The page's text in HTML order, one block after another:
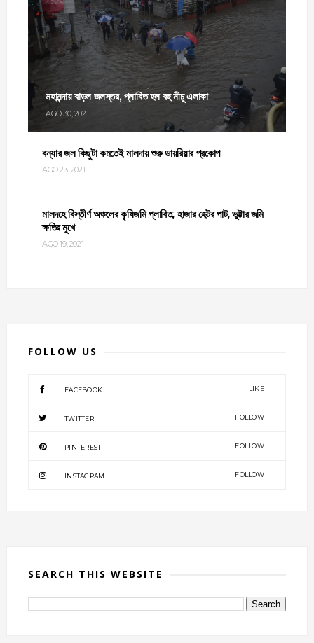
মহানন্দায় বাড়ল জলস্তর, প্লাবিত হল বহু নীচু এলাকা
AGO 30, 2021
বন্যার জল কিছুটা কমতেই মালদায় শুরু ডায়রিয়ার প্রকোপ
AGO 23, 2021
মালদহে বিস্তীর্ণ অঞ্চলের কৃষিজমি প্লাবিত, হাজার হেক্টর পাট, ভুট্টার জমি
ক্ষতির মুখে
AGO 19, 2021
FOLLOW US
FACEBOOK LIKE
TWITTER FOLLOW
PINTEREST FOLLOW
INSTAGRAM FOLLOW
SEARCH THIS WEBSITE